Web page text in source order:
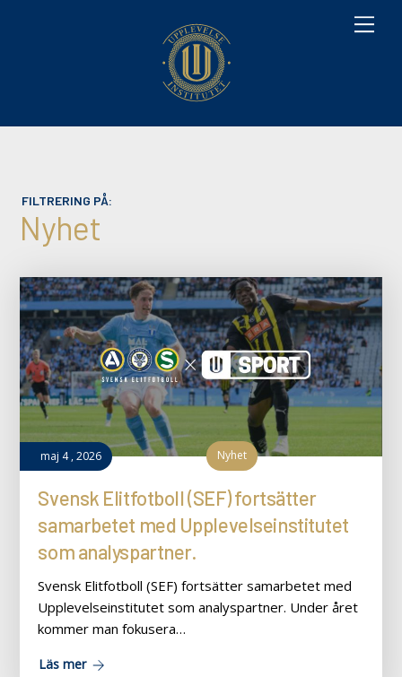
M
e
FILTRERING PÅ:
Nyhet
maj 4,2026 Nyhet
Svensk Elitfotboll (SEF) fortsätter
samarbetet med Upplevelseinstitutet
som analyspartner.
Svensk Elitfotboll (SEF) fortsätter samarbetet med
Upplevelseinstitutet som analyspartner. Under året
kommer man fokusera…
Läs mer